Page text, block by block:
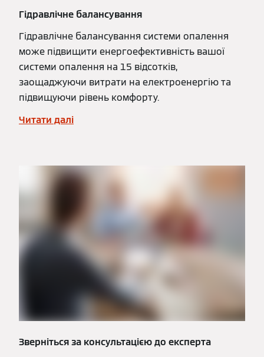
Гідравлічне балансування
Гідравлічне балансування системи опалення
може підвищити енергоефективність вашої
системи опалення на 15 відсотків,
заощаджуючи витрати на електроенергію та
підвищуючи рівень комфорту.
Читати далі
Зверніться за консультацією до експерта